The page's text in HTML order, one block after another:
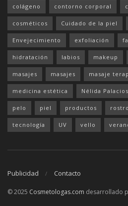
colágeno contorno corporal
cosméticos Cuidado de la piel
Envejecimiento exfoliación
hidratación labios makeup
masajes masajes masaje
medicina estética Nélida Palacios
pelo piel productos rostro
tecnología UV vello
Publicidad Contacto
© 2025 Cosmetologas.com desarrollado